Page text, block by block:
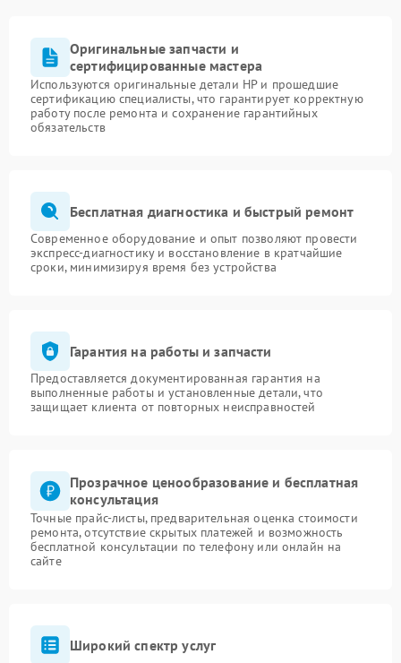
Оригинальные запчасти и
сертифицированные мастера
Используются оригинальные детали HP и прошедшие
сертификацию специалисты, что гарантирует корректную
работу после ремонта и сохранение гарантийных
обязательств
Бесплатная диагностика и быстрый ремонт
Современное оборудование и опыт позволяют провести
экспресс-диагностику и восстановление в кратчайшие
сроки, минимизируя время без устройства
Гарантия на работы и запчасти
Предоставляется документированная гарантия на
выполненные работы и установленные детали, что
защищает клиента от повторных неисправностей
Прозрачное ценообразование и бесплатная
консультация
Точные прайс-листы, предварительная оценка стоимости
ремонта, отсутствие скрытых платежей и возможность
бесплатной консультации по телефону или онлайн на
сайте
Широкий спектр услуг